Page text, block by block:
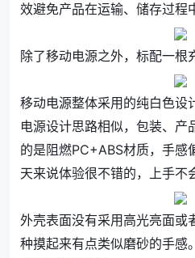
效避免产品在运输、储存过程
除了移动电源之外，标配一根
移动电源整体采用的纯白色
电源设计思路相似，包装、产
的是阻燃PC+ABS材质，手感
天来说体验很不错的，上手不
外壳表面没有采用高光亮面或
种摸起来有点类似磨砂的手感